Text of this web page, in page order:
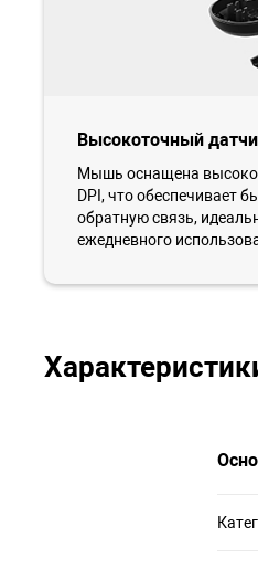
Высокоточный
Мышь оснащена
DPI, что обеспечивает
обратную связь,
ежедневного